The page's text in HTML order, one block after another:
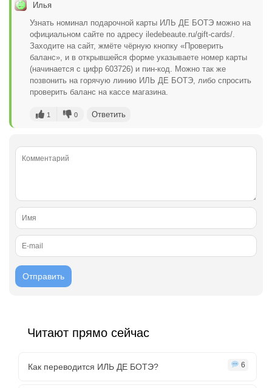
Илья
Узнать номинал подарочной карты ИЛЬ ДЕ БОТЭ можно на
официальном сайте по адресу iledebeaute.ru/gift-cards/.
Заходите на сайт, жмёте чёрную кнопку «Проверить
баланс», и в открывшейся форме указываете номер карты
(начинается с цифр 603726) и пин-код. Можно так же
позвонить на горячую линию ИЛЬ ДЕ БОТЭ, либо спросить
проверить баланс на кассе магазина.
1 0 Ответить
Читают прямо сейчас
Как переводится ИЛЬ ДЕ БОТЭ? 6